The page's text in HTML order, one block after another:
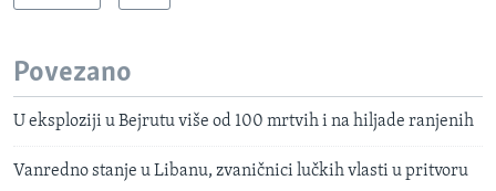
Povezano
U eksploziji u Bejrutu više od 100 mrtvih i na hiljade ranjenih
Vanredno stanje u Libanu, zvaničnici lučkih vlasti u pritvoru